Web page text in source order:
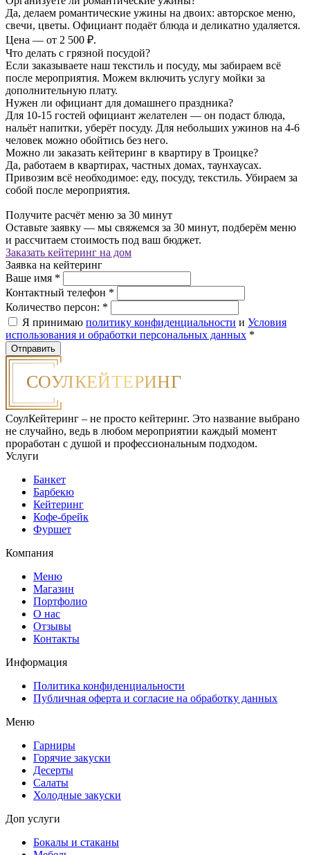
Да, делаем романтические ужины на двоих: авторское меню,
свечи, цветы. Официант подаёт блюда и деликатно удаляется.
Цена — от 2 500 ₽.
Что делать с грязной посудой?
Если заказываете наш текстиль и посуду, мы забираем всё
после мероприятия. Можем включить услугу мойки за
дополнительную плату.
Нужен ли официант для домашнего праздника?
Для 10-15 гостей официант желателен — он подаст блюда,
нальёт напитки, уберёт посуду. Для небольших ужинов на 4-6
человек можно обойтись без него.
Можно ли заказать кейтеринг в квартиру в Троицке?
Да, работаем в квартирах, частных домах, таунхаусах.
Привозим всё необходимое: еду, посуду, текстиль. Убираем за
собой после мероприятия.
Получите расчёт меню за 30 минут
Оставьте заявку — мы свяжемся за 30 минут, подберём меню
и рассчитаем стоимость под ваш бюджет.
Заказать кейтеринг на дом
Заявка на кейтеринг
Ваше имя *
Контактный телефон *
Количество персон: *
Я принимаю политику конфиденциальности и Условия
использования и обработки персональных данных *
СоулКейтеринг – не просто кейтеринг. Это название выбрано
не случайно, ведь в любом мероприятии каждый момент
проработан с душой и профессиональным подходом.
Услуги
Банкет
Барбекю
Кейтеринг
Кофе-брейк
Фуршет
Компания
Меню
Магазин
Портфолио
О нас
Отзывы
Контакты
Информация
Политика конфиденциальности
Публичная оферта и согласие на обработку данных
Меню
Гарниры
Горячие закуски
Десерты
Салаты
Холодные закуски
Доп услуги
Бокалы и стаканы